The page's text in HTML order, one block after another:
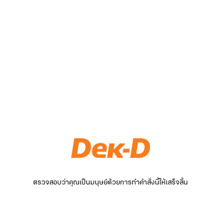
ตรวจสอบว่าคุณเป็นมนุษย์ด้วยการทำคำสั่งนี้ให้เสร็จสิ้น